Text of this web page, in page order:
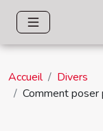
Accueil
Divers
Comment poser